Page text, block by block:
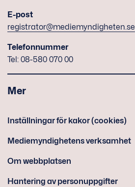
E-post
registrator@mediemyndigheten.se
Telefonnummer
Tel: 08-580 070 00
Mer
Inställningar för kakor (cookies)
Mediemyndighetens verksamhet
Om webbplatsen
Hantering av personuppgifter